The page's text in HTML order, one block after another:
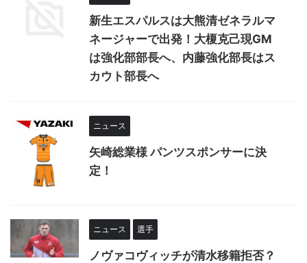
新生エスパルスは大熊清ゼネラルマ
ネージャーで出発！大榎克己現GM
は強化部部長へ、内藤強化部長はス
カウト部長へ
ニュース
矢崎総業様 パンツスポンサーに決
定！
ニュース 選手
ノヴァコヴィッチが清水移籍拒否？